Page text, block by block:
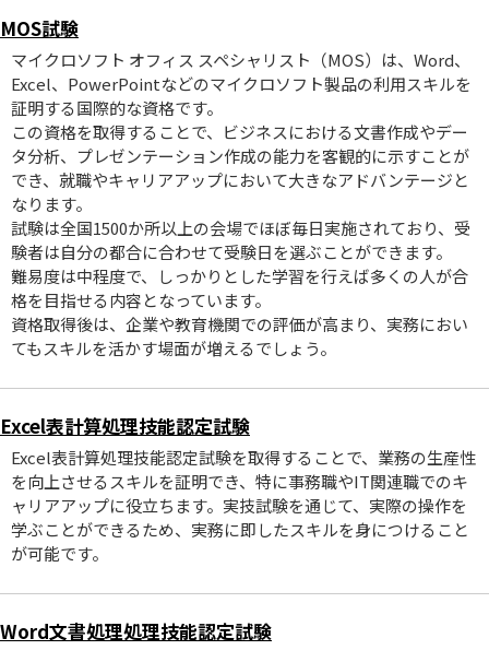
MOS試験
マイクロソフト オフィス スペシャリスト（MOS）は、Word、
Excel、PowerPointなどのマイクロソフト製品の利用スキルを
証明する国際的な資格です。
この資格を取得することで、ビジネスにおける文書作成やデー
タ分析、プレゼンテーション作成の能力を客観的に示すことが
でき、就職やキャリアアップにおいて大きなアドバンテージと
なります。
試験は全国1500か所以上の会場でほぼ毎日実施されており、受
験者は自分の都合に合わせて受験日を選ぶことができます。
難易度は中程度で、しっかりとした学習を行えば多くの人が合
格を目指せる内容となっています。
資格取得後は、企業や教育機関での評価が高まり、実務におい
てもスキルを活かす場面が増えるでしょう。
Excel表計算処理技能認定試験
Excel表計算処理技能認定試験を取得することで、業務の生産性
を向上させるスキルを証明でき、特に事務職やIT関連職でのキ
ャリアアップに役立ちます。実技試験を通じて、実際の操作を
学ぶことができるため、実務に即したスキルを身につけること
が可能です。
Word文書処理処理技能認定試験